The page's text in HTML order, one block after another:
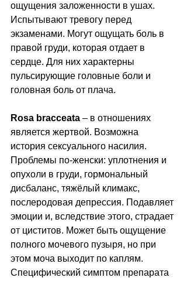
ощущения заложенности в ушах.
Испытывают тревогу перед
экзаменами. Могут ощущать боль в
правой груди, которая отдает в
сердце. Для них характерны
пульсирующие головные боли и
головная боль от плача.
Rosa bracceata – в отношениях
является жертвой. Возможна
история сексуального насилия.
Проблемы по-женски: уплотнения и
опухоли в груди, гормональный
дисбаланс, тяжёлый климакс,
послеродовая депрессия. Подавляет
эмоции и, вследствие этого, страдает
от циститов. Может быть ощущение
полного мочевого пузыря, но при
этом моча выходит по каплям.
Специфический симптом препарата